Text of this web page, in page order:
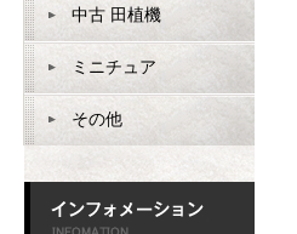
中古 田植機
ミニチュア
その他